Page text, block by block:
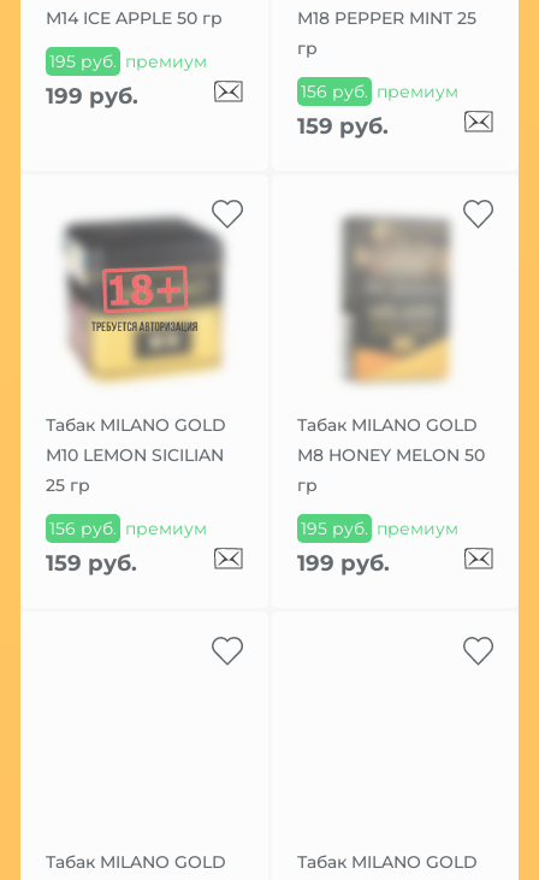
М14 ICE APPLE 50 гр
195 руб. премиум
199 руб.
М18 PEPPER MINT 25
гр
156 руб. премиум
159 руб.
Табак MILANO GOLD
М10 LEMON SICILIAN
25 гр
156 руб. премиум
159 руб.
Табак MILANO GOLD
М8 HONEY MELON 50
гр
195 руб. премиум
199 руб.
Табак MILANO GOLD
Табак MILANO GOLD